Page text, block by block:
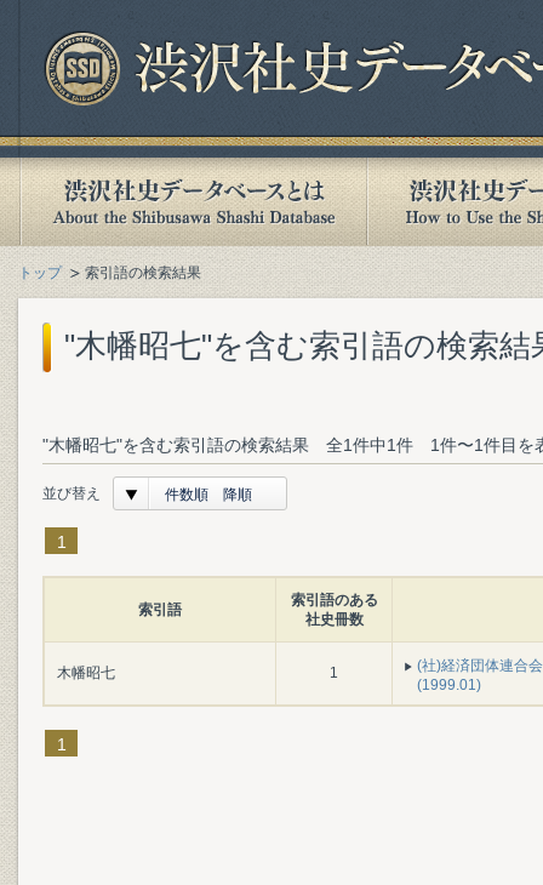
トップ 索引語の検索結果
"木幡昭七"を含む索引語の検索結
"木幡昭七"を含む索引語の検索結果 全1件中1件 1件〜1件目を
並び替え 件数順 降順
1
索引語
索引語のある
社史冊数
木幡昭七 1
(社)経済団体連合
(1999.01)
1